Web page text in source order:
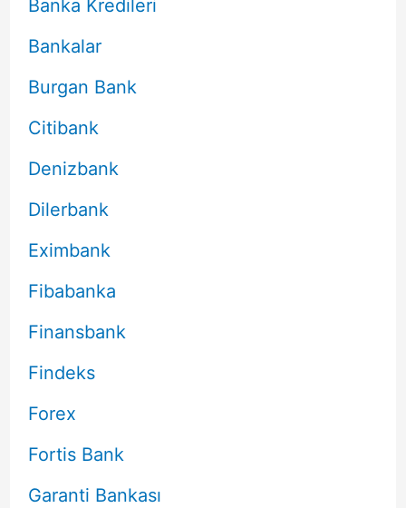
Banka Kredileri
Bankalar
Burgan Bank
Citibank
Denizbank
Dilerbank
Eximbank
Fibabanka
Finansbank
Findeks
Forex
Fortis Bank
Garanti Bankası